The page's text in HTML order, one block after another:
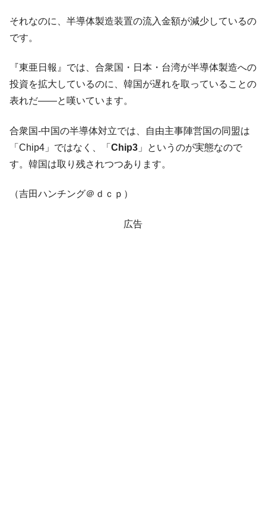
『Money1』
韓国･加徳島新国際空港「またも暗礁」の危
機 ⇒ 10.7兆では損が出るからできない。
日(水)もサイドカー・サーキットブレイカーの二段コンボ
発動！
『Money1』
IT産業は人を雇用する効果は低い。全産業の
『Money1』
韓国「株式市場が賭博場のように変質した
のは政界の責任だ」
Fact1
日本の誇る海洋資源調査船『白嶺』は先進技術の
Fact1
夏の甲子園、優勝校を最も多く輩出している都道
今話題の「楽天ライオンズ」とは？
それなのに、半導体製造装置の流入金額が減少しているの
です。
『東亜日報』では、合衆国・日本・台湾が半導体製造への
投資を拡大しているのに、韓国が遅れを取っていることの
表れだ――と嘆いています。
合衆国-中国の半導体対立では、自由主事陣営国の同盟は
「Chip4」ではなく、「 Chip3 」というのが実態なので
す。韓国は取り残されつつあります。
（吉田ハンチング＠ｄｃｐ）
広告